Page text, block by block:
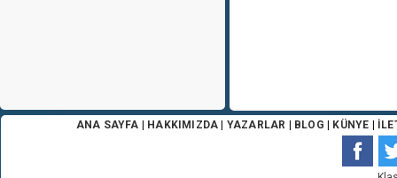
ANA SAYFA HAKKIMIZDA YAZARLAR BLOG KÜNYE